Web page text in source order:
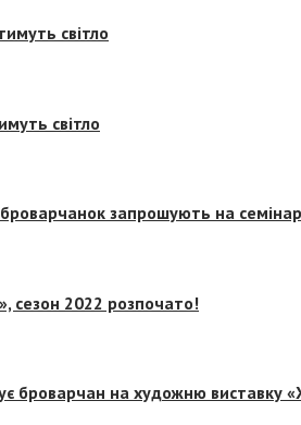
світло
світло
броварчанок запрошують на семінар
сезон 2022 розпочато!
броварчан на художню виставку